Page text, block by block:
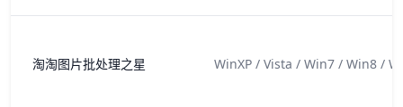
淘淘图片批处理之星 WinXP / Vista / Win7 / Win8 /